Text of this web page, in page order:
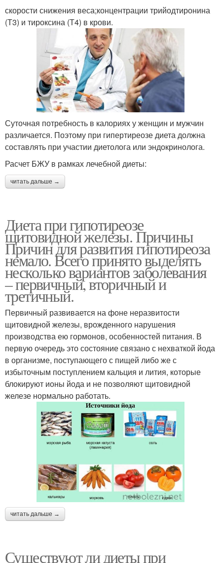
скорости снижения веса;концентрации трийодтиронина
(Т3) и тироксина (Т4) в крови.
Суточная потребность в калориях у женщин и мужчин
различается. Поэтому при гипертиреозе диета должна
составлять при участии диетолога или эндокринолога.
Расчет БЖУ в рамках лечебной диеты:
читать дальше →
Диета при гипотиреозе
щитовидной железы. Причины
Причин для развития гипотиреоза
немало. Всего принято выделять
несколько вариантов заболевания
– первичный, вторичный и
третичный.
Первичный развивается на фоне неразвитости
щитовидной железы, врожденного нарушения
производства ею гормонов, особенностей питания. В
первую очередь это состояние связано с нехваткой йода
в организме, поступающего с пищей либо же с
избыточным поступлением кальция и лития, которые
блокируют ионы йода и не позволяют щитовидной
железе нормально работать.
читать дальше →
Существуют ли диеты при